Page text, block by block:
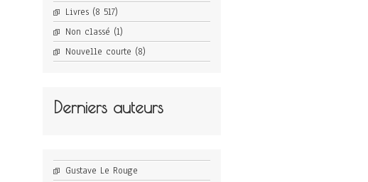
Livres(8 517)
Non classé (1)
Nouvelle courte (8)
Derniers auteurs
Gustave Le Rouge